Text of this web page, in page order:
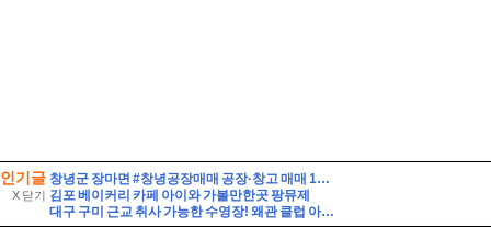
인기글
X 닫기
창녕군 장마면 #창녕공장매매 공장·창고 매매 100000//만원
김포 베이커리 카페 아이와 가볼만한곳 팡뮤제
대구 구미 근교 취사 가능한 수영장! 왜관 클럽 아이리스 아쿠아 솔직 방문기 (준비물·꿀팁 총정리)